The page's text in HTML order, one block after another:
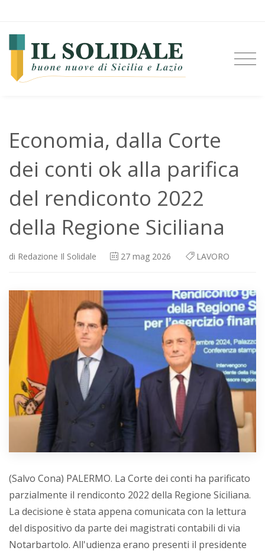
Economia, dalla Corte
dei conti ok alla parifica
del rendiconto 2022
della Regione Siciliana
di Redazione Il Solidale 27 mag 2026 LAVORO
(Salvo Cona) PALERMO. La Corte dei conti ha parificato
parzialmente il rendiconto 2022 della Regione Siciliana.
La decisione è stata appena comunicata con la lettura
del dispositivo da parte dei magistrati contabili di via
Notarbartolo. All'udienza erano presenti il presidente